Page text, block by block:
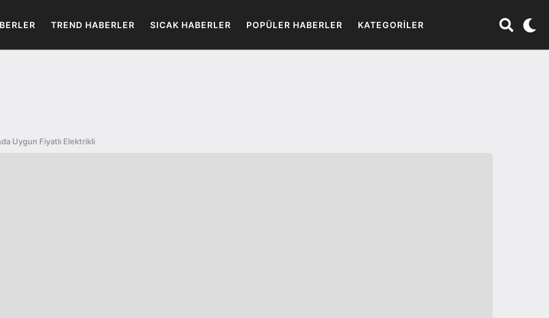
TREND HABERLER SICAK HABERLER POPÜLER HABERLER KATEGORILER
Uygun Fiyatlı Elektrikli